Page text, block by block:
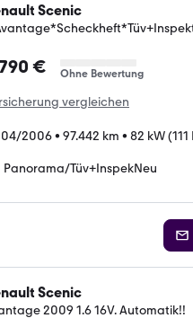
Scenic
€ Ohne Bewertung
vergleichen
04/2006• 97.442 km • 82 kW (111
Panorama/Tüv+InspekNeu
Scenic
2009 1.6 16V. Automatik!!